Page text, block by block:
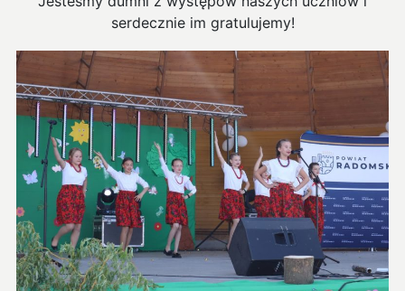
serdecznie im gratulujemy!